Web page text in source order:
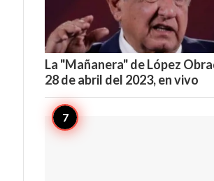
La "Mañanera" de López
28 de abril del 2023, en vivo